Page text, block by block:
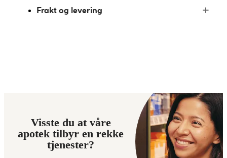
Frakt og levering
Visste du at våre
apotek tilbyr en rekke
tjenester?